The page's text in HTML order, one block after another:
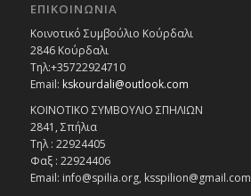
ΕΠΙΚΟΙΝΩΝΙΑ
Κοινοτικό Συμβούλιο Κούρδαλι
2846 Κούρδαλι
Τηλ:+35722924710
Email: kskourdali@outlook.com
ΚΟΙΝΟΤΙΚΟ ΣΥΜΒΟΥΛΙΟ ΣΠΗΛΙΩΝ
2841, Σπήλια
Τηλ : 22924405
Φαξ : 22924406
Email: info@spilia.org, ksspilion@gmail.com